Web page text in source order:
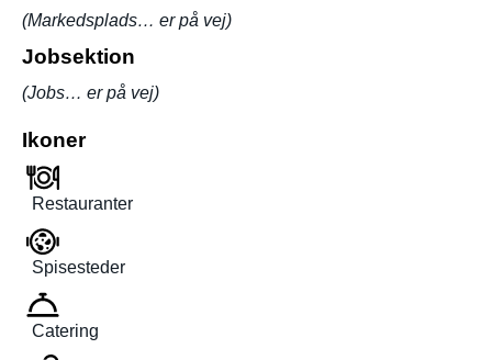
(Markedsplads… er på vej)
Jobsektion
(Jobs… er på vej)
Ikoner
Restauranter
Spisesteder
Catering